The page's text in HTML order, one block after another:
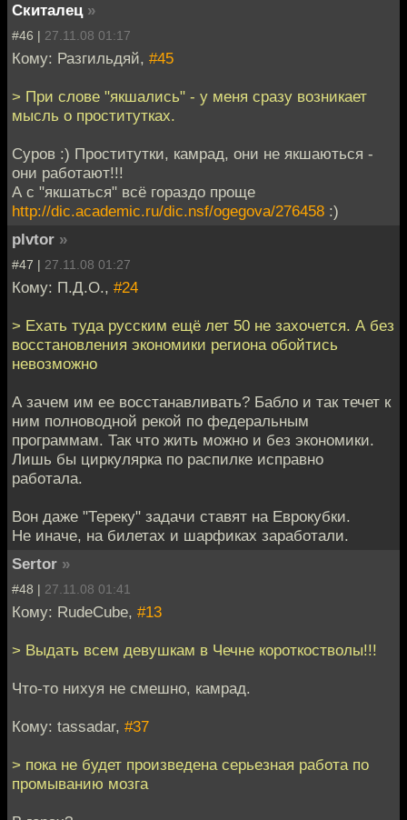
Скиталец »
#46 | 27.11.08 01:17
Кому: Разгильдяй, #45
> При слове "якшались" - у меня сразу возникает
мысль о проститутках.
Суров :) Проститутки, камрад, они не якшаються -
они работают!!!
А с "якшаться" всё гораздо проще
http://dic.academic.ru/dic.nsf/ogegova/276458 :)
plvtor »
#47 | 27.11.08 01:27
Кому: П.Д.О., #24
> Ехать туда русским ещё лет 50 не захочется. А без
восстановления экономики региона обойтись
невозможно
А зачем им ее восстанавливать? Бабло и так течет к
ним полноводной рекой по федеральным
программам. Так что жить можно и без экономики.
Лишь бы циркулярка по распилке исправно
работала.
Вон даже "Тереку" задачи ставят на Еврокубки.
Не иначе, на билетах и шарфиках заработали.
Sertor »
#48 | 27.11.08 01:41
Кому: RudeCube, #13
> Выдать всем девушкам в Чечне короткостволы!!!
Что-то нихуя не смешно, камрад.
Кому: tassadar, #37
> пока не будет произведена серьезная работа по
промыванию мозга